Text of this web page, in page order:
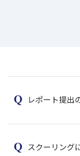
レポート提出
スクーリング